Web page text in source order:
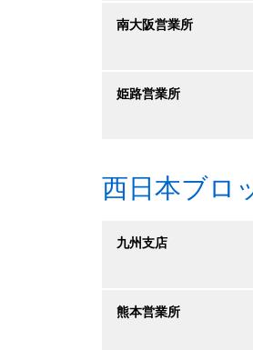
南大阪営業所
姫路営業所
西日本ブロ
九州支店
熊本営業所